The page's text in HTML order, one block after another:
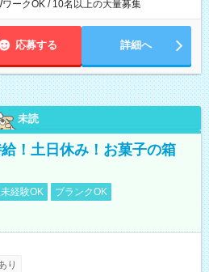
ワークOK / 10名以上の大量募集
応募する 詳細へ
未読
！土日休み！お菓子の箱
経験OK
ブランクOK
り